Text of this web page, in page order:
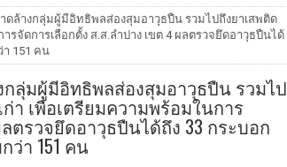
าดล้างกลุ่มผู้มีอิทธิพลส่องสุมอาวุธปืน รวมไปถึงยาเสพติด
จัดการเลือกตั้ง ส.ส.ลำปาง เขต 4 ผลตรวจยึดอาวุธปืนได้
า 151 คน
ลุ่มผู้มีอิทธิพลส่องสุมอาวุธปืน รวมไป
า เพื่อเตรียมความพร้อมในการ
ตรวจยึดอาวุธปืนได้ถึง 33 กระบอก
ว่า 151 คน